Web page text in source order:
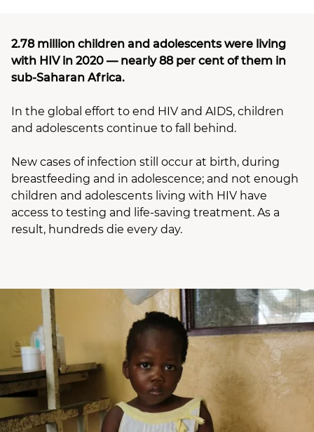
2.78 million children and adolescents were living
with HIV in 2020 — nearly 88 per cent of them in
sub-Saharan Africa.
In the global effort to end HIV and AIDS, children
and adolescents continue to fall behind.
New cases of infection still occur at birth, during
breastfeeding and in adolescence; and not enough
children and adolescents living with HIV have
access to testing and life-saving treatment. As a
result, hundreds die every day.